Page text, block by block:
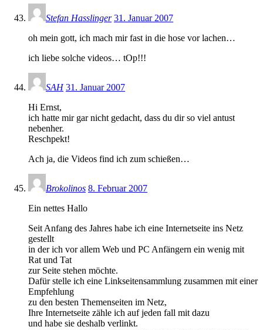
Stefan Hasslinger 31. Januar 2007
oh mein gott, ich mach mir fast in die hose vor lachen…
ich liebe solche videos… tOp!!!
SAH 31. Januar 2007
Hi Ernst,
ich hatte mir gar nicht gedacht, dass du dir so viel antust
nebenher.
Reschpekt!
Ach ja, die Videos find ich zum schießen…
Brokolinos 8. Februar 2007
Ein nettes Hallo
Seit Anfang des Jahres habe ich eine Internetseite ins Netz
gestellt
in der ich vor allem Web und PC Anfängern ein wenig mit
Rat und Tat
zur Seite stehen möchte.
Dafür stelle ich eine Linkseitensammlung zusammen mit einer
Empfehlung
zu den besten Themenseiten im Netz,
Ihre Internetseite zähle ich auf jeden fall mit dazu
und habe sie deshalb verlinkt.